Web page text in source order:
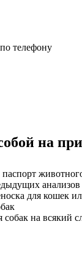
телефону
на
для кошек
на всякий